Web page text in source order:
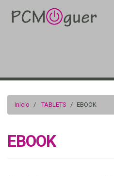
Inicio TABLETS EBOOK
EBOOK